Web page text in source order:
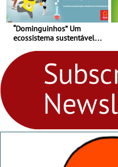
“Dominguinhos” Um
ecossistema sustentável
fores - Atelier de Educação
Ambiental nos
“Dominguinhos” de 23 de